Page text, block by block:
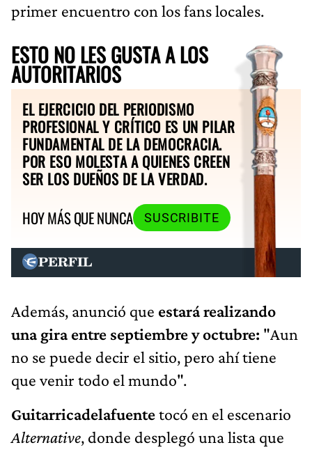
primer encuentro con los fans locales.
ESTO NO LES GUSTA A LOS
AUTORITARIOS
EL EJERCICIO DEL PERIODISMO
PROFESIONAL Y CRÍTICO ES UN PILAR
FUNDAMENTAL DE LA DEMOCRACIA.
POR ESO MOLESTA A QUIENES CREEN
SER LOS DUEÑOS DE LA VERDAD.
HOY MÁS QUE NUNCA
SUSCRIBITE
Además, anunció que estará realizando
una gira entre septiembre y octubre: "Aun
no se puede decir el sitio, pero ahí tiene
que venir todo el mundo".
Guitarricadelafuentetocó en el escenario
Alternative, donde desplegó una lista que